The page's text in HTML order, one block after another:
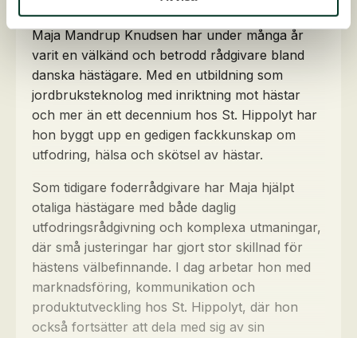
Maja Knudsen
Maja Mandrup Knudsen har under många år
varit en välkänd och betrodd rådgivare bland
danska hästägare. Med en utbildning som
jordbruksteknolog med inriktning mot hästar
och mer än ett decennium hos St. Hippolyt har
hon byggt upp en gedigen fackkunskap om
utfodring, hälsa och skötsel av hästar.
Som tidigare foderrådgivare har Maja hjälpt
otaliga hästägare med både daglig
utfodringsrådgivning och komplexa utmaningar,
där små justeringar har gjort stor skillnad för
hästens välbefinnande. I dag arbetar hon med
marknadsföring, kommunikation och
produktutveckling hos St. Hippolyt, där hon
också fortsätter att dela med sig av sin